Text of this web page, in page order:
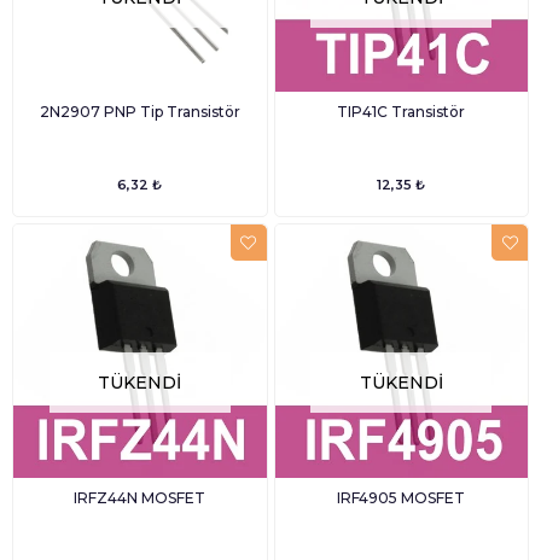
2N2907 PNP Tip Transistör
6,32 ₺
TIP41C Transistör
12,35 ₺
TÜKENDI
IRFZ44N MOSFET
TÜKENDI
IRF4905 MOSFET